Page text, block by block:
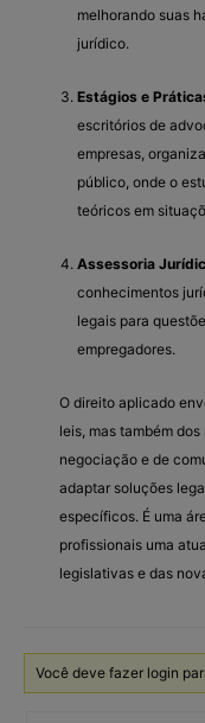
melhorando suas
jurídico.
Estágios e
escritórios de
empresas,
público, onde o
teóricos em
Assessoria
conhecimentos
legais para
empregadores.
O direito aplicado
leis, mas também
negociação e de
adaptar soluções
específicos. É uma
profissionais uma
legislativas e das
Você deve fazer login